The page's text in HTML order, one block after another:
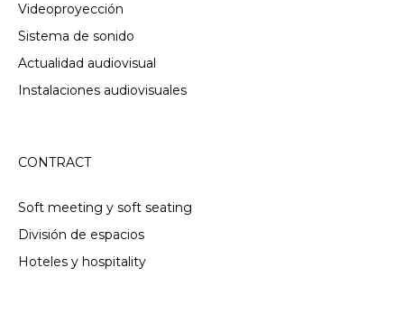
Videoproyección
Sistema de sonido
Actualidad audiovisual
Instalaciones audiovisuales
CONTRACT
Soft meeting y soft seating
División de espacios
Hoteles y hospitality